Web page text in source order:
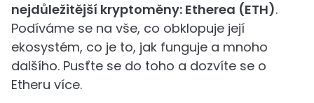
nejdůležitější kryptoměny: Etherea (ETH).
Podíváme se na vše, co obklopuje její
ekosystém, co je to, jak funguje a mnoho
dalšího. Pusťte se do toho a dozvíte se o
Etheru více.